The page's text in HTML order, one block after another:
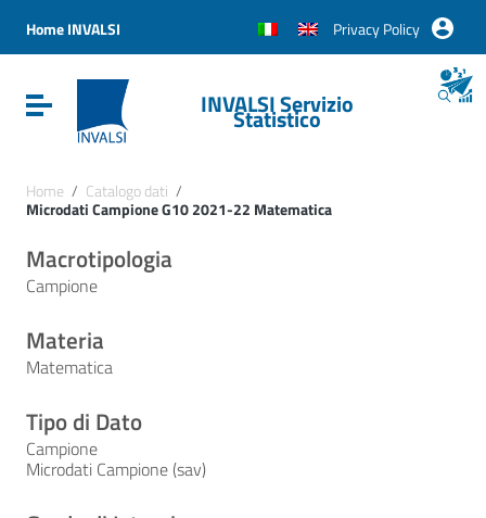
Vai al menu di navigazione
Vai al footer
Home INVALSI Privacy Policy
Attiva / disattiva la navigazioneINVALSI Servizio
Statistico
Home / Catalogo dati /
Microdati Campione G10 2021-22 Matematica
Macrotipologia
Campione
Materia
Matematica
Tipo di Dato
Campione
Microdati Campione (sav)